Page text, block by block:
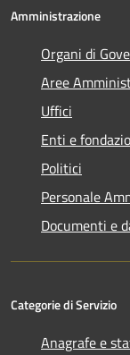
Amministrazione
Organi di
Aree
Uffici
Enti e
Politici
Personale
Documenti e
Categorie di Servizio
Anagrafe e